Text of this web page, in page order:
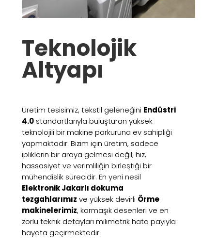
Teknolojik
Altyapı
Üretim tesisimiz, tekstil geleneğini Endüstri
4.0standartlarıyla buluşturan yüksek
teknolojili bir makine parkuruna ev sahipliği
yapmaktadır. Bizim için üretim, sadece
ipliklerin bir araya gelmesi değil; hız,
hassasiyet ve verimliliğin birleştiği bir
mühendislik sürecidir. En yeni nesil
Elektronik Jakarlı dokuma
tezgahlarımız ve yüksek devirli Örme
makinelerimiz, karmaşık desenleri ve en
zorlu teknik detayları milimetrik hata payıyla
hayata geçirmektedir.